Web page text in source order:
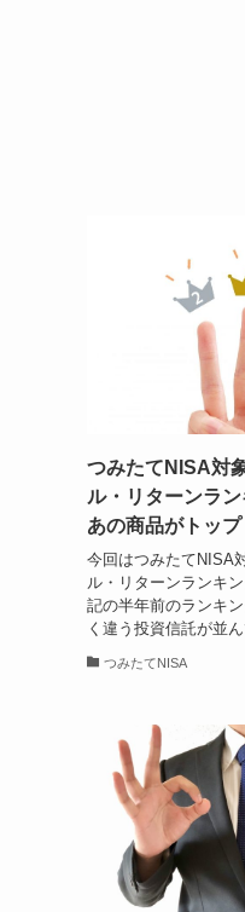
つみたてNISA対
ル・リターンラ
あの商品がトップ
今回はつみたてNISA
ル・リターンランキ
記の半年前のランキ
く違う投資信託が並
つみたてNISA